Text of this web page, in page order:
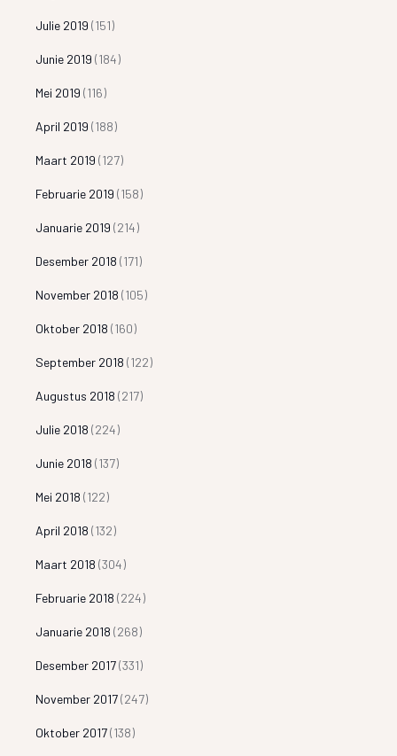
Julie 2019 (151)
Junie 2019 (184)
Mei 2019 (116)
April 2019 (188)
Maart 2019 (127)
Februarie 2019 (158)
Januarie 2019 (214)
Desember 2018 (171)
November 2018 (105)
Oktober 2018 (160)
September 2018 (122)
Augustus 2018 (217)
Julie 2018 (224)
Junie 2018 (137)
Mei 2018 (122)
April 2018 (132)
Maart 2018 (304)
Februarie 2018 (224)
Januarie 2018 (268)
Desember 2017(331)
November 2017(247)
Oktober 2017(138)